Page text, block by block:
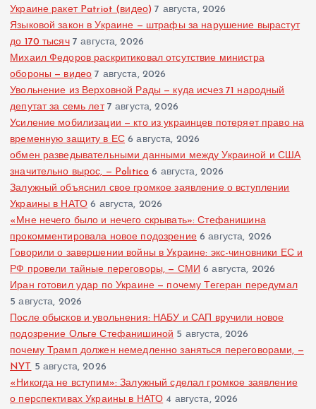
Украине ракет Patriot (видео) 7 августа, 2026
Языковой закон в Украине — штрафы за нарушение вырастут
до 170 тысяч 7 августа, 2026
Михаил Федоров раскритиковал отсутствие министра
обороны — видео 7 августа, 2026
Увольнение из Верховной Рады — куда исчез 71 народный
депутат за семь лет 7 августа, 2026
Усиление мобилизации — кто из украинцев потеряет право на
временную защиту в ЕС 6 августа, 2026
обмен разведывательными данными между Украиной и США
значительно вырос, — Politico 6 августа, 2026
Залужный объяснил свое громкое заявление о вступлении
Украины в НАТО 6 августа, 2026
«Мне нечего было и нечего скрывать»: Стефанишина
прокомментировала новое подозрение 6 августа, 2026
Говорили о завершении войны в Украине: экс-чиновники ЕС и
РФ провели тайные переговоры, — СМИ 6 августа, 2026
Иран готовил удар по Украине — почему Тегеран передумал
5 августа, 2026
После обысков и увольнения: НАБУ и САП вручили новое
подозрение Ольге Стефанишиной 5 августа, 2026
почему Трамп должен немедленно заняться переговорами, —
NYT 5 августа, 2026
«Никогда не вступим»: Залужный сделал громкое заявление
о перспективах Украины в НАТО 4 августа, 2026